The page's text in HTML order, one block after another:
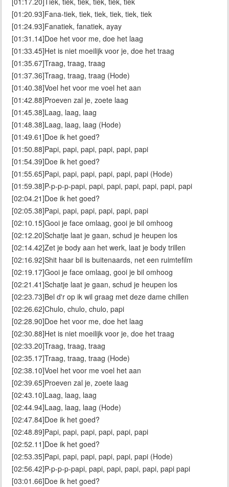
[01:20.93]Fana-tiek, tiek, tiek, tiek, tiek, tiek
[01:24.93]Fanatiek, fanatiek, ayay
[01:31.14]Doe het voor me, doe het laag
[01:33.45]Het is niet moeilijk voor je, doe het traag
[01:35.67]Traag, traag, traag
[01:37.36]Traag, traag, traag (Hode)
[01:40.38]Voel het voor me voel het aan
[01:42.88]Proeven zal je, zoete laag
[01:45.38]Laag, laag, laag
[01:48.38]Laag, laag, laag (Hode)
[01:49.61]Doe ik het goed?
[01:50.88]Papi, papi, papi, papi, papi, papi
[01:54.39]Doe ik het goed?
[01:55.65]Papi, papi, papi, papi, papi, papi (Hode)
[01:59.38]P-p-p-p-papi, papi, papi, papi, papi, papi, papi
[02:04.21]Doe ik het goed?
[02:05.38]Papi, papi, papi, papi, papi, papi
[02:10.15]Gooi je face omlaag, gooi je bil omhoog
[02:12.20]Schatje laat je gaan, schud je heupen los
[02:14.42]Zet je body aan het werk, laat je body trillen
[02:16.92]Shit haar bil is buitenaards, net een ruimtefilm
[02:19.17]Gooi je face omlaag, gooi je bil omhoog
[02:21.41]Schatje laat je gaan, schud je heupen los
[02:23.73]Bel d'r op ik wil graag met deze dame chillen
[02:26.62]Chulo, chulo, chulo, papi
[02:28.90]Doe het voor me, doe het laag
[02:30.88]Het is niet moeilijk voor je, doe het traag
[02:33.20]Traag, traag, traag
[02:35.17]Traag, traag, traag (Hode)
[02:38.10]Voel het voor me voel het aan
[02:39.65]Proeven zal je, zoete laag
[02:43.10]Laag, laag, laag
[02:44.94]Laag, laag, laag (Hode)
[02:47.84]Doe ik het goed?
[02:48.89]Papi, papi, papi, papi, papi, papi
[02:52.11]Doe ik het goed?
[02:53.35]Papi, papi, papi, papi, papi, papi (Hode)
[02:56.42]P-p-p-p-papi, papi, papi, papi, papi, papi papi
[03:01.66]Doe ik het goed?